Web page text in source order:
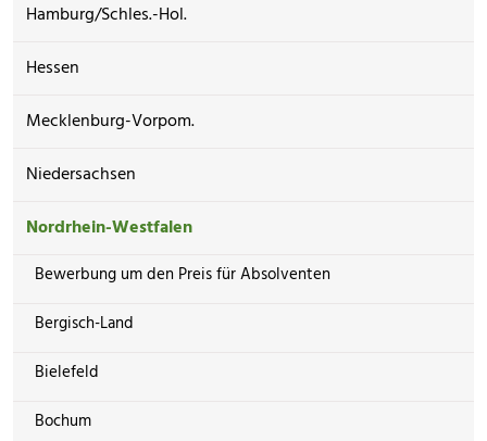
Hamburg/Schles.-Hol.
Hessen
Mecklenburg-Vorpom.
Niedersachsen
Nordrhein-Westfalen
Bewerbung um den Preis für Absolventen
Bergisch-Land
Bielefeld
Bochum